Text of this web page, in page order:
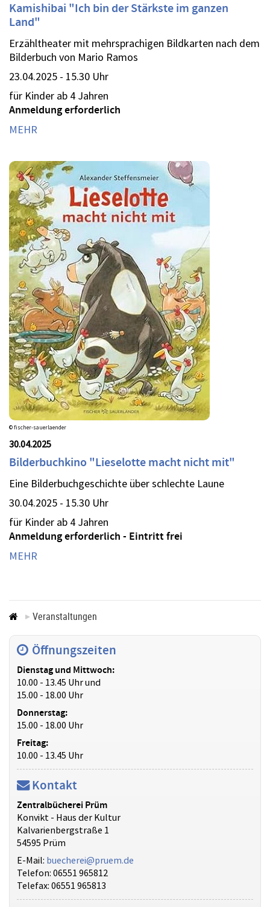
Kamishibai "Ich bin der Stärkste im ganzen
Land"
Erzähltheater mit mehrsprachigen Bildkarten nach dem
Bilderbuch von Mario Ramos
23.04.2025 - 15.30 Uhr
für Kinder ab 4 Jahren
Anmeldung erforderlich
MEHR
© fischer-sauerlaender
30.04.2025
Bilderbuchkino "Lieselotte macht nicht mit"
Eine Bilderbuchgeschichte über schlechte Laune
30.04.2025 - 15.30 Uhr
für Kinder ab 4 Jahren
Anmeldung erforderlich - Eintritt frei
MEHR
Veranstaltungen
Öffnungszeiten
Dienstag und Mittwoch:
10.00 - 13.45 Uhr und
15.00 - 18.00 Uhr
Donnerstag:
15.00 - 18.00 Uhr
Freitag:
10.00 - 13.45 Uhr
Kontakt
Zentralbücherei Prüm
Konvikt - Haus der Kultur
Kalvarienbergstraße 1
54595 Prüm
E-Mail: buecherei@pruem.de
Telefon: 06551 965812
Telefax: 06551 965813